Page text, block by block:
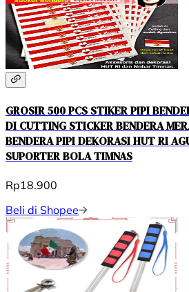
GROSIR 500 PCS STIKER PIPI
DI CUTTING STICKER BENDERA
BENDERA PIPI DEKORASI HUT RI
SUPORTER BOLA TIMNAS
Rp18.900
Beli di Shopee